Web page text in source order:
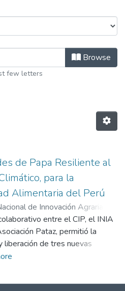
by SubjectBrowse
few letters
de Papa Resiliente al
para la
Alimentaria del Perú
de Innovación Agraria
)Cabrera Hoyos, Héctor
Benavides, Manuel
Villanueva, Ronal;
Castillo, Miguel Ángel
entre el CIP, el INIA
Pataz, permitió la
liberación de tres nuevas
papa: INIA 311 Pallayponcho